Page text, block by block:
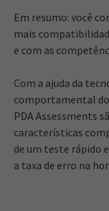
Em resumo: você
mais
e com as
Com a ajuda da
comportamental
PDA Assessments
características
de um teste rápido
a taxa de erro na